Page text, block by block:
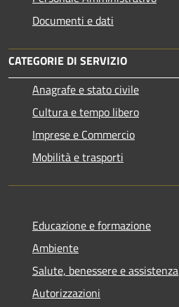
Documenti e dati
CATEGORIE DI SERVIZIO
Anagrafe e stato civile
Cultura e tempo libero
Imprese e Commercio
Mobilità e trasporti
Educazione e formazione
Ambiente
Salute, benessere e assistenza
Autorizzazioni